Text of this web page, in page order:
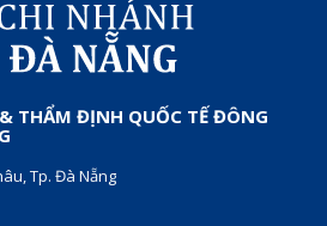
THẨM ĐỊNH QUỐC TẾ ĐÔNG
Tp. Đà Nẵng